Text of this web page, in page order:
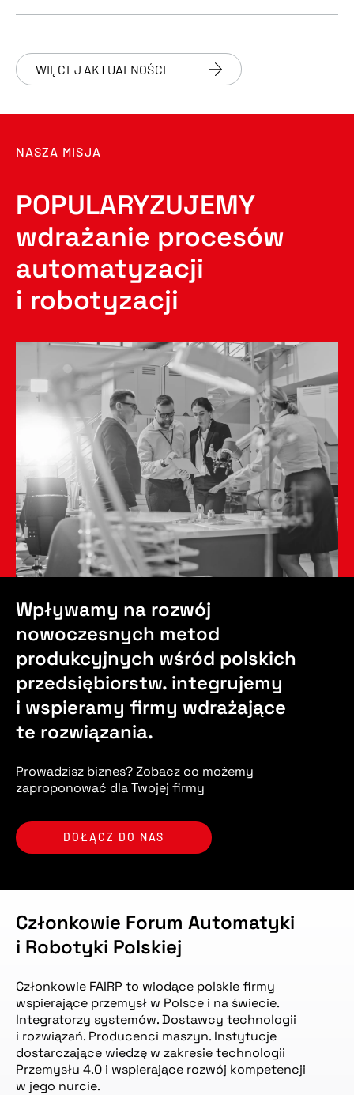
WIĘCEJ AKTUALNOŚCI
NASZA MISJA
POPULARYZUJEMY
wdrażanie procesów
automatyzacji
i robotyzacji
Wpływamy na rozwój
nowoczesnych metod
produkcyjnych wśród polskich
przedsiębiorstw. integrujemy
i wspieramy firmy wdrażające
te rozwiązania.
Prowadzisz biznes? Zobacz co możemy
zaproponować dla Twojej firmy
DOŁĄCZ DO NAS
Członkowie Forum Automatyki
i Robotyki Polskiej
Członkowie FAIRP to wiodące polskie firmy
wspierające przemysł w Polsce i na świecie.
Integratorzy systemów. Dostawcy technologii
i rozwiązań. Producenci maszyn. Instytucje
dostarczające wiedzę w zakresie technologii
Przemysłu 4.0 i wspierające rozwój kompetencji
w jego nurcie.